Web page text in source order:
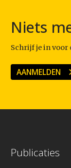
Niets
Schrijf je in voor
AANMELDEN
Publicaties